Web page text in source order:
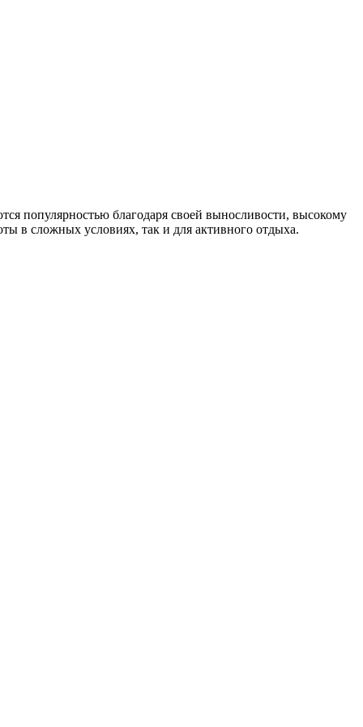
популярностью благодаря своей выносливости, высокому
в сложных условиях, так и для активного отдыха.